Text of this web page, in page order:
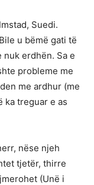
Suedi.
u bëmë gati të
nuk erdhën. Sa e
probleme me
me ardhur (me
ka treguar e as
nëse njeh
tjetër, thirre
(Unë i